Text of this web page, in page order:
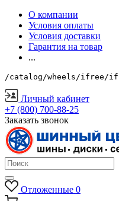
О компании
Условия оплаты
Условия доставки
Гарантия на товар
...
/catalog/wheels/ifree/
Личный кабинет
+7 (800) 700-88-25
Заказать звонок
Отложенные 0